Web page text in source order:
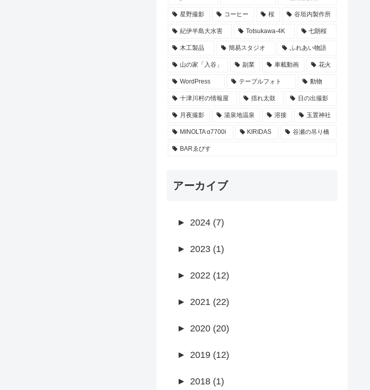
星野撮影 コーヒー 桜 谷垣内製作所
紀伊半島大水害 Totsukawa-4K 七朗桜
木工製品 簡易スタジオ ふれあい物語
山の家「入谷」 副業 車載動画 花火
WordPress テーブルフォト 動物
十津川村の情報屋 揺れ太鼓 日の出撮影
月夜撮影 湯泉地温泉 溶接 玉置神社
MINOLTA α7700i KIRIDAS 谷瀬の吊り橋
BARゑびす
アーカイブ
► 2024 (7)
► 2023 (1)
► 2022 (12)
► 2021 (22)
► 2020 (20)
► 2019 (12)
► 2018 (1)